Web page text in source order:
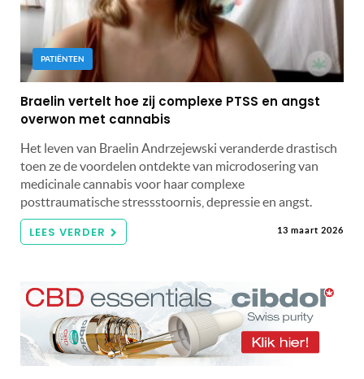
PATIËNTEN
Braelin vertelt hoe zij complexe PTSS en angst
overwon met cannabis
Het leven van Braelin Andrzejewski veranderde drastisch
toen ze de voordelen ontdekte van microdosering van
medicinale cannabis voor haar complexe
posttraumatische stressstoornis, depressie en angst.
LEES VERDER 13 maart 2026